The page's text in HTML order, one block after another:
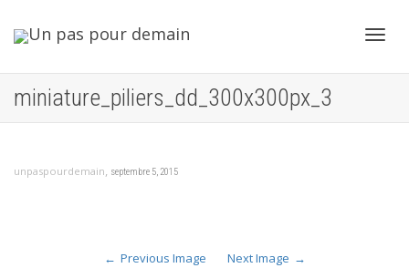
miniature_piliers_dd_300x300px_3
unpaspourdemain, septembre 5, 2015
Previous Image Next Image